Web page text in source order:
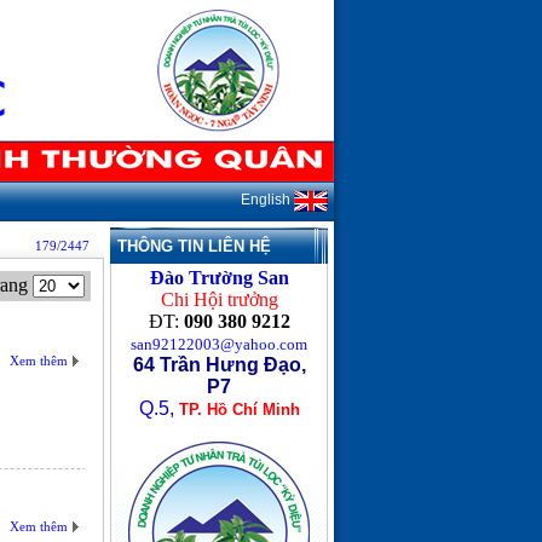
English
179/2447
Xem thêm
Xem thêm
THÔNG TIN LIÊN HỆ
Đào Trường San
Chi Hội trưởng
ĐT: 090 380 9212
san92122003@yahoo.com
64 Trần Hưng Đạo,
P7
Q.5, TP. Hồ Chí Minh